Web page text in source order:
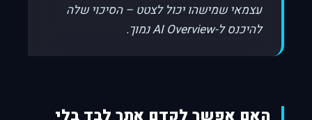
עצמאי שמישהו יכול לצטט – הסיכוי שלה
להיכנס ל-AI Overview נמוך.
האם אפשר לקדם אתר לבד בלי